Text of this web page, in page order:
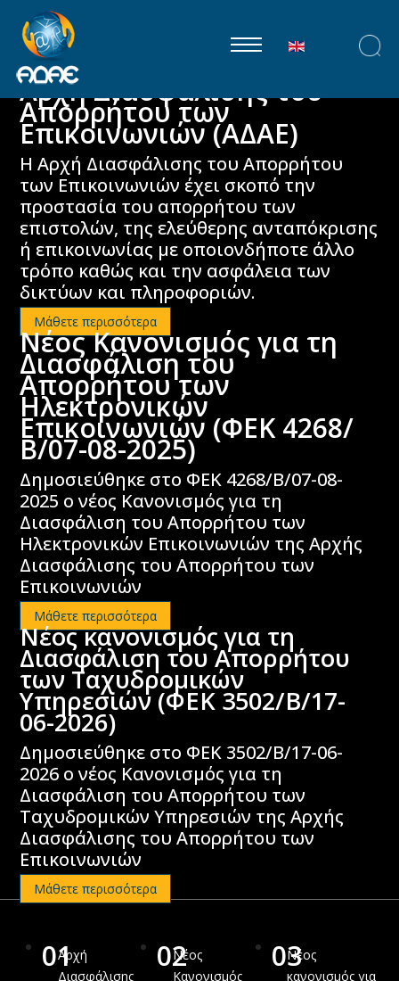
Επιλέξτε τη
Αρχή Διασφάλισης του
Απορρήτου των
Επικοινωνιών (ΑΔΑΕ)
Η Αρχή Διασφάλισης του Απορρήτου
των Επικοινωνιών έχει σκοπό την
προστασία του απορρήτου των
επιστολών, της ελεύθερης ανταπόκρισης
ή επικοινωνίας με οποιονδήποτε άλλο
τρόπο καθώς και την ασφάλεια των
δικτύων και πληροφοριών.
Μάθετε περισσότερα
Νέος Κανονισμός για τη
Διασφάλιση του
Απορρήτου των
Ηλεκτρονικών
Επικοινωνιών (ΦΕΚ 4268/
Β/07-08-2025)
Δημοσιεύθηκε στο ΦΕΚ 4268/Β/07-08-
2025 ο νέος Κανονισμός για τη
Διασφάλιση του Απορρήτου των
Ηλεκτρονικών Επικοινωνιών της Αρχής
Διασφάλισης του Απορρήτου των
Επικοινωνιών
Μάθετε περισσότερα
Νέος κανονισμός για τη
Διασφάλιση του Απορρήτου
των Ταχυδρομικών
Υπηρεσιών (ΦΕΚ 3502/B/17-
06-2026)
Δημοσιεύθηκε στο ΦΕΚ 3502/Β/17-06-
2026 ο νέος Κανονισμός για τη
Διασφάλιση του Απορρήτου των
Ταχυδρομικών Υπηρεσιών της Αρχής
Διασφάλισης του Απορρήτου των
Επικοινωνιών
Μάθετε περισσότερα
01Αρχή
Διασφάλισης
02Νέος
Κανονισμός
03Νέος
κανονισμός για